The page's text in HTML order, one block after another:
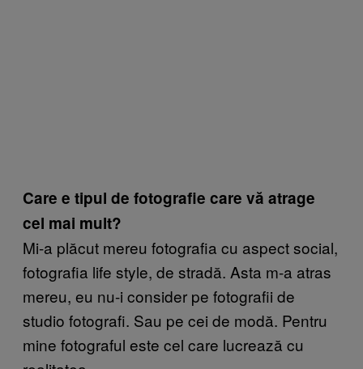
Care e tipul de fotografie care vă atrage
cel mai mult?
Mi-a plăcut mereu fotografia cu aspect social,
fotografia life style, de stradă. Asta m-a atras
mereu, eu nu-i consider pe fotografii de
studio fotografi. Sau pe cei de modă. Pentru
mine fotograful este cel care lucrează cu